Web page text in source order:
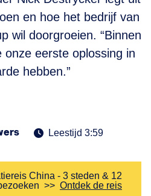
en hoe het bedrijf van
wil doorgroeien. “Binnen
onze eerste oplossing in
hebben.”
Leestijd 3:59
China - 3 steden & 12
>> Ontdek de reis